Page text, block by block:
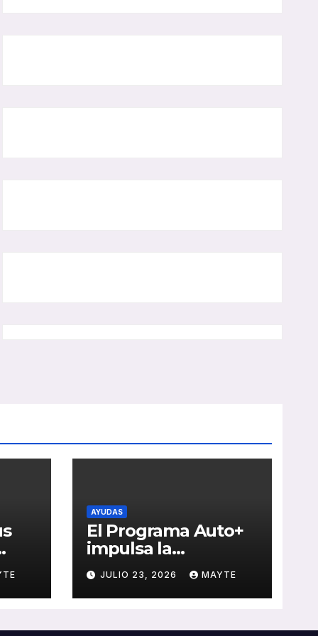
AYUDAS
El Programa Auto+
impulsa la
renovación de flotas
con ayudas a
vehículos eléctricos
JULIO 23, 2026 MAYTE